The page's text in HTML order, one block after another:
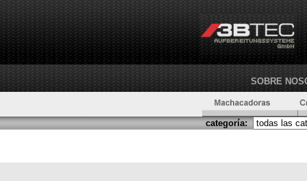
SOBRE
categoría: